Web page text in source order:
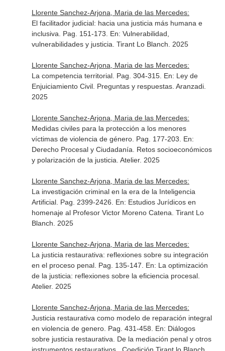
Llorente Sanchez-Arjona, Maria de las Mercedes:
El facilitador judicial: hacia una justicia más humana e
inclusiva. Pag. 151-173. En: Vulnerabilidad,
vulnerabilidades y justicia . Tirant Lo Blanch. 2025
Llorente Sanchez-Arjona, Maria de las Mercedes:
La competencia territorial. Pag. 304-315. En: Ley de
Enjuiciamiento Civil. Preguntas y respuestas. Aranzadi.
2025
Llorente Sanchez-Arjona, Maria de las Mercedes:
Medidas civiles para la protección a los menores
víctimas de violencia de género. Pag. 177-203. En:
Derecho Procesal y Ciudadanía. Retos socioeconómicos
y polarización de la justicia . Atelier. 2025
Llorente Sanchez-Arjona, Maria de las Mercedes:
La investigación criminal en la era de la Inteligencia
Artificial. Pag. 2399-2426. En: Estudios Jurídicos en
homenaje al Profesor Victor Moreno Catena . Tirant Lo
Blanch. 2025
Llorente Sanchez-Arjona, Maria de las Mercedes:
La justicia restaurativa: reflexiones sobre su integración
en el proceso penal. Pag. 135-147. En: La optimización
de la justicia: reflexiones sobre la eficiencia procesal.
Atelier. 2025
Llorente Sanchez-Arjona, Maria de las Mercedes:
Justicia restaurativa como modelo de reparación integral
en violencia de genero. Pag. 431-458. En: Diálogos
sobre justicia restaurativa. De la mediación penal y otros